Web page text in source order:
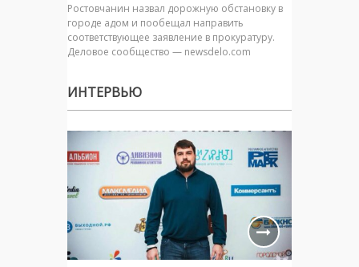
Ростовчанин назвал дорожную обстановку в
городе адом и пообещал направить
соответствующее заявление в прокуратуру.
Деловое сообщество — newsdelo.com
ИНТЕРВЬЮ